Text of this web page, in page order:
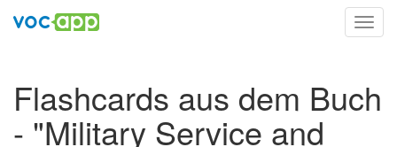
Flashcards aus dem Buch
- "Military Service and